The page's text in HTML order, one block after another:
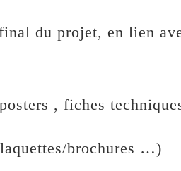
du projet, en lien
, fiches
brochures …)